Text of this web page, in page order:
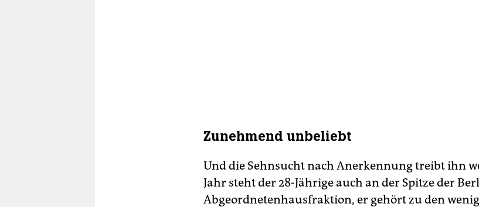
Zunehmend unbeliebt
Und die Sehnsucht nach Anerkennung treibt ihn
Jahr steht der 28-Jährige auch an der Spitze der
Abgeordnetenhausfraktion, er gehört zu den